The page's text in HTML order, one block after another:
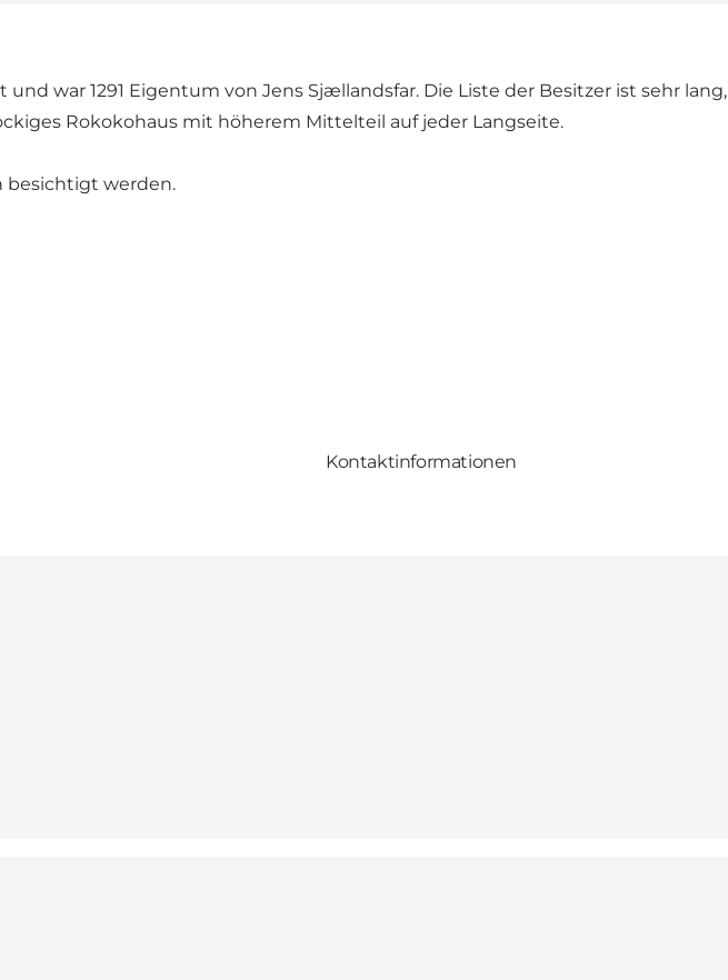
war 1291 Eigentum von Jens Sjællandsfar. Die Liste der Besitzer ist sehr
Rokokohaus mit höherem Mittelteil auf jeder Langseite.
besichtigt werden.
Kontaktinformationen